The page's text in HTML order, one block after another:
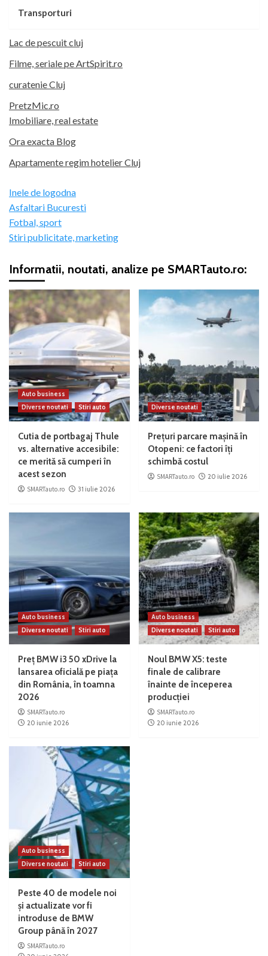
Transporturi
Lac de pescuit cluj
Filme, seriale pe ArtSpirit.ro
curatenie Cluj
PretzMic.ro
Imobiliare, real estate
Ora exacta Blog
Apartamente regim hotelier Cluj
Inele de logodna
Asfaltari Bucuresti
Fotbal, sport
Stiri publicitate, marketing
Informatii, noutati, analize pe SMARTauto.ro:
Auto business
Diverse noutati
Stiri auto
Cutia de portbagaj Thule
vs. alternative accesibile:
ce merită să cumperi în
acest sezon
SMARTauto.ro 31 iulie 2026
Diverse noutati
Prețuri parcare mașină în
Otopeni: ce factori îți
schimbă costul
SMARTauto.ro 20 iulie 2026
Auto business
Diverse noutati
Stiri auto
Preț BMW i3 50 xDrive la
lansarea oficială pe piața
din România, în toamna
2026
SMARTauto.ro
20 iunie 2026
Auto business
Diverse noutati
Stiri auto
Noul BMW X5: teste
finale de calibrare
înainte de începerea
producției
SMARTauto.ro
20 iunie 2026
Auto business
Diverse noutati
Stiri auto
Peste 40 de modele noi
și actualizate vor fi
introduse de BMW
Group până în 2027
SMARTauto.ro